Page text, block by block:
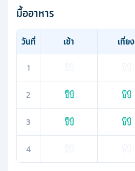
มื้ออาหาร
วันที่ เช้า เที่ยง
1
2
3
4